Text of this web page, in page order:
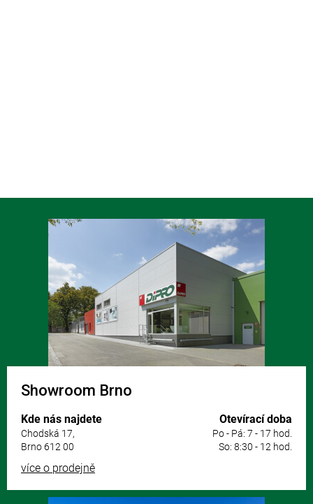
Showroom Brno
Kde nás najdete
Chodská 17,
Brno 612 00
Otevírací doba
Po - Pá: 7 - 17 hod.
So: 8:30 - 12 hod.
více o prodejně